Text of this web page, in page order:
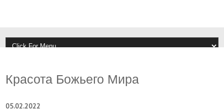
Красота Божьего Мира
05.02.2022